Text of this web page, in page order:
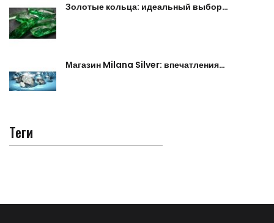
Золотые кольца: идеальный выбор…
Магазин Milana Silver: впечатления…
Теги